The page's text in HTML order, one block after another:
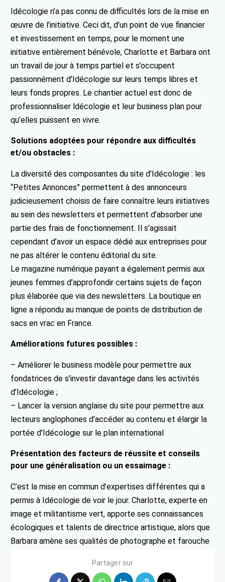
Idécologie n’a pas connu de difficultés lors de la mise en
œuvre de l’initiative. Ceci dit, d’un point de vue financier
et investissement en temps, pour le moment une
initiative entièrement bénévole, Charlotte et Barbara ont
un travail de jour à temps partiel et s’occupent
passionnément d’Idécologie sur leurs temps libres et
leurs fonds propres. Le chantier actuel est donc de
professionnaliser ldécologie et leur business plan pour
qu’elles puissent en vivre.
Solutions adoptées pour répondre aux difficultés
et/ou obstacles :
La diversité des composantes du site d’Idécologie : les
“Petites Annonces” permettent à des annonceurs
judicieusement choisis de faire connaître leurs initiatives
au sein des newsletters et permettent d’absorber une
partie des frais de fonctionnement. Il s’agissait
cependant d’avoir un espace dédié aux entreprises pour
ne pas altérer le contenu éditorial du site.
Le magazine numérique payant a également permis aux
jeunes femmes d’approfondir certains sujets de façon
plus élaborée que via des newsletters. La boutique en
ligne a répondu au manque de points de distribution de
sacs en vrac en France.
Améliorations futures possibles :
– Améliorer le business modèle pour permettre aux
fondatrices de s’investir davantage dans les activités
d’Idécologie ;
– Lancer la version anglaise du site pour permettre aux
lecteurs anglophones d’accéder au contenu et élargir la
portée d’Idécologie sur le plan international
Présentation des facteurs de réussite et conseils
pour une généralisation ou un essaimage :
C’est la mise en commun d’expertises différentes qui a
permis à Idécologie de voir le jour. Charlotte, experte en
image et militantisme vert, apporte ses connaissances
écologiques et talents de directrice artistique, alors que
Barbara amène ses qualités de photographe et farouche
Partager sur